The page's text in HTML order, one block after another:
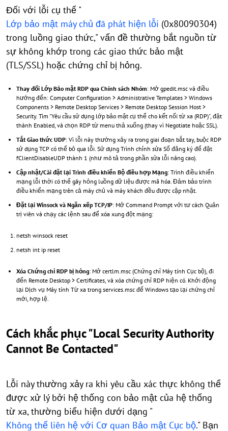
Đối với lỗi cụ thể "
Lớp bảo mật máy chủ đã phát hiện lỗi (0x80090304)
trong luồng giao thức," vấn đề thường bắt nguồn từ
sự không khớp trong các giao thức bảo mật
(TLS/SSL) hoặc chứng chỉ bị hỏng.
Thay đổi Lớp Bảo mật RDP qua Chính sách Nhóm: Mở gpedit.msc và điều
hướng đến: Computer Configuration > Administrative Templates > Windows
Components > Remote Desktop Services > Remote Desktop Session Host >
Security. Tìm "Yêu cầu sử dụng lớp bảo mật cụ thể cho kết nối từ xa (RDP)", đặt
thành Enabled, và chọn RDP từ menu thả xuống (thay vì Negotiate hoặc SSL).
Tắt Giao thức UDP: Vì lỗi này thường xảy ra trong giai đoạn bắt tay, buộc RDP
sử dụng TCP có thể bỏ qua lỗi. Sử dụng Trình chỉnh sửa Sổ đăng ký để đặt
fClientDisableUDP thành 1 (như mô tả trong phần sửa lỗi nâng cao).
Cập nhật/Cài đặt lại Trình điều khiển Bộ điều hợp Mạng: Trình điều khiển
mạng lỗi thời có thể gây hỏng luồng dữ liệu được mã hóa. Đảm bảo trình
điều khiển mạng trên cả máy chủ và máy khách đều được cập nhật.
Đặt lại Winsock và Ngăn xếp TCP/IP: Mở Command Prompt với tư cách Quản
trị viên và chạy các lệnh sau để xóa xung đột mạng:
netsh winsock reset
netsh int ip reset
Xóa Chứng chỉ RDP bị hỏng: Mở certlm.msc (Chứng chỉ Máy tính Cục bộ), đi
đến Remote Desktop > Certificates, và xóa chứng chỉ RDP hiện có. Khởi động
lại Dịch vụ Máy tính Từ xa trong services.msc để Windows tạo lại chứng chỉ
mới, hợp lệ.
Cách khắc phục "Local Security Authority
Cannot Be Contacted"
Lỗi này thường xảy ra khi yêu cầu xác thực không thể
được xử lý bởi hệ thống con bảo mật của hệ thống
từ xa, thường biểu hiện dưới dạng "
Không thể liên hệ với Cơ quan Bảo mật Cục bộ." Bạn